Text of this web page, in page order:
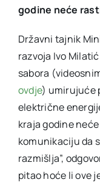
godine neće
Državni tajnik
razvoja Ivo
sabora
ovdje) umirujuće
električne
kraja godine
komunikaciju da
razmišlja”,
pitao hoće li ove